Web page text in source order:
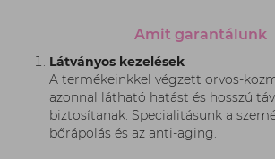
Amit garantálunk
Látványos kezelések
A termékeinkkel végzett orvos-
azonnal látható hatást és hosszú
biztosítanak. Specialitásunk a
bőrápolás és az anti-aging.